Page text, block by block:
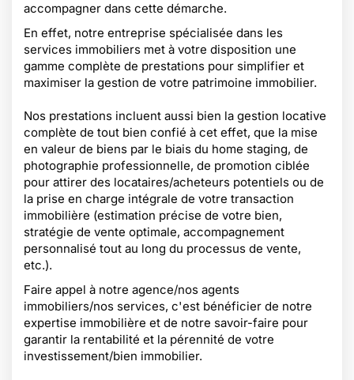
accompagner dans cette démarche.
En effet, notre entreprise spécialisée dans les
services immobiliers met à votre disposition une
gamme complète de prestations pour simplifier et
maximiser la gestion de votre patrimoine immobilier.
Nos prestations incluent aussi bien la gestion locative
complète de tout bien confié à cet effet, que la mise
en valeur de biens par le biais du home staging, de
photographie professionnelle, de promotion ciblée
pour attirer des locataires/acheteurs potentiels ou de
la prise en charge intégrale de votre transaction
immobilière (estimation précise de votre bien,
stratégie de vente optimale, accompagnement
personnalisé tout au long du processus de vente,
etc.).
Faire appel à notre agence/nos agents
immobiliers/nos services, c'est bénéficier de notre
expertise immobilière et de notre savoir-faire pour
garantir la rentabilité et la pérennité de votre
investissement/bien immobilier.